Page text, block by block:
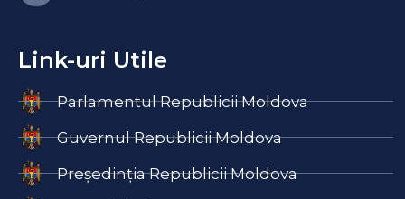
Link-uri Utile
Parlamentul Republicii Moldova
Guvernul Republicii Moldova
Președinția Republicii Moldova